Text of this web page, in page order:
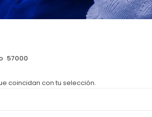
57000
coincidan con tu selección.